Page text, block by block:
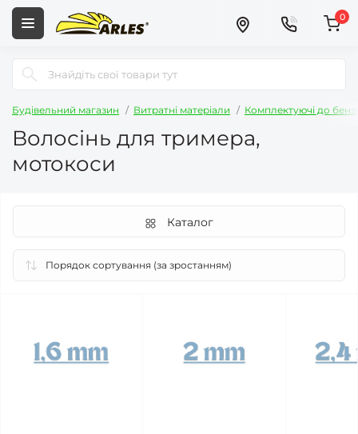
0
Будівельний магазин Витратні матеріали Комплектуючі до
Волосінь для тримера,
мотокоси
Каталог